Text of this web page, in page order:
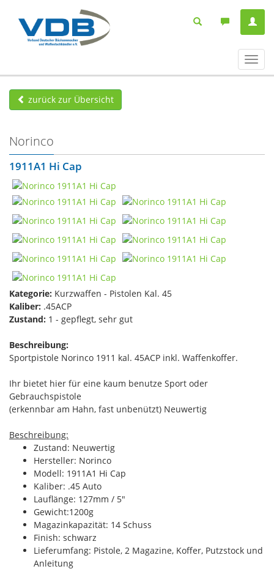
ein-/
zurück zur Übersicht
Norinco
1911A1 Hi Cap
Kategorie: Kurzwaffen - Pistolen Kal. 45
Kaliber: .45ACP
Zustand: 1 - gepflegt, sehr gut
Beschreibung:
Sportpistole Norinco 1911 kal. 45ACP inkl. Waffenkoffer.
Ihr bietet hier für eine kaum benutze Sport oder
Gebrauchspistole
(erkennbar am Hahn, fast unbenützt) Neuwertig
Beschreibung:
Zustand: Neuwertig
Hersteller: Norinco
Modell: 1911A1 Hi Cap
Kaliber: .45 Auto
Lauflänge: 127mm / 5"
Gewicht:1200g
Magazinkapazität: 14 Schuss
Finish: schwarz
Lieferumfang: Pistole, 2 Magazine, Koffer, Putzstock und
Anleitung